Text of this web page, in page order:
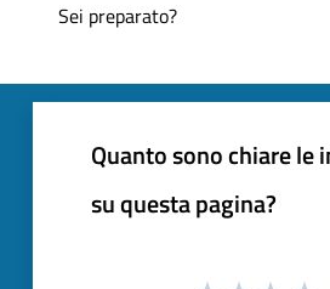
Sei preparato?
Quanto sono chiare le
su questa pagina?